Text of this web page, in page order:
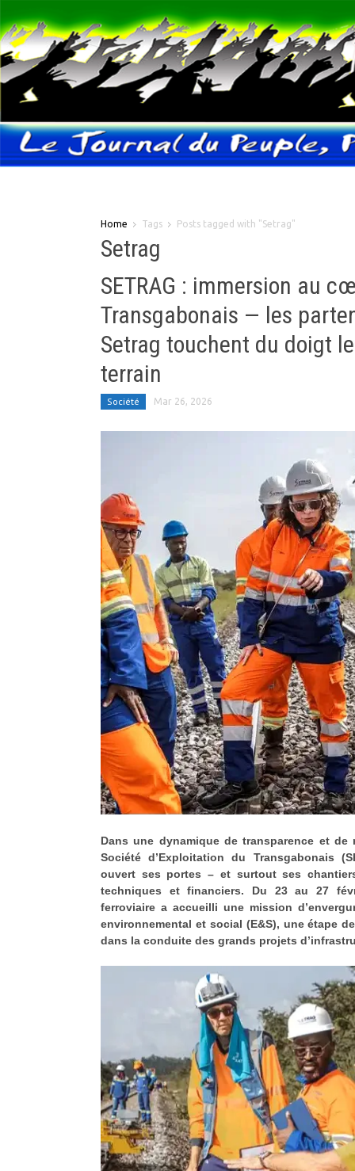
Home Tags Posts tagged with "Setrag"
Setrag
SETRAG : immersion au
Transgabonais — les
Setrag touchent du doigt
terrain
Société Mar 26, 2026
Dans une dynamique de transparence et de
Société d’Exploitation du Transgabonais
ouvert ses portes – et surtout ses
techniques et financiers. Du 23 au 27
ferroviaire a accueilli une mission
environnemental et social (E&S), une étape
dans la conduite des grands projets